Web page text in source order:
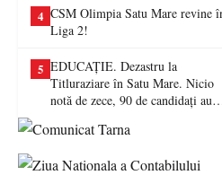
4 CSM Olimpia Satu Mare revine
Liga 2!
5 EDUCAȚIE. Dezastru la
Titluraziare în Satu Mare. Nicio
notă de zece, 90 de candidați au